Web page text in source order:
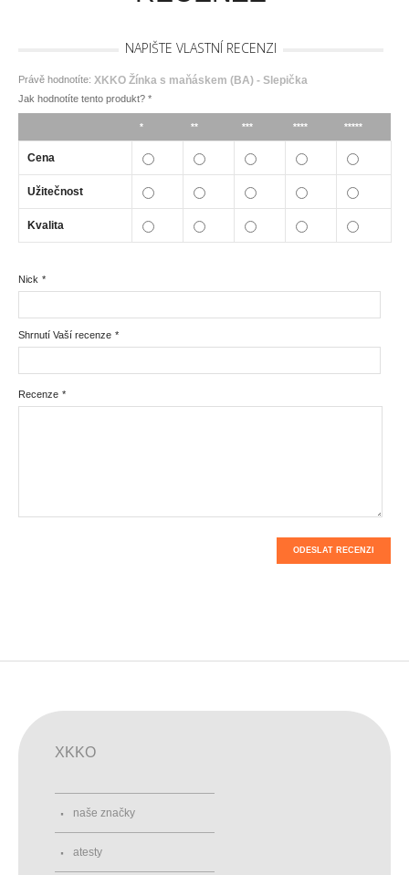
NAPIŠTE VLASTNÍ RECENZI
Právě hodnotíte: XKKO Žínka s maňáskem (BA) - Slepička
Jak hodnotíte tento produkt? *
* ** *** **** *****
Cena
Užitečnost
Kvalita
*
Nick
*
Shrnutí Vaší recenze
*
Recenze
ODESLAT RECENZI
XKKO
naše značky
atesty